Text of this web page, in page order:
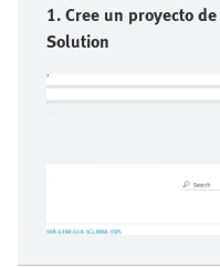
1. Cree un proyecto
Solution